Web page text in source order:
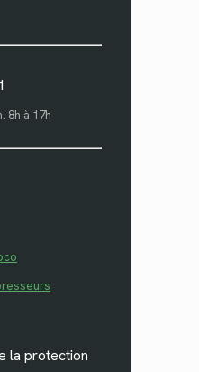
8h à 17h
la protection